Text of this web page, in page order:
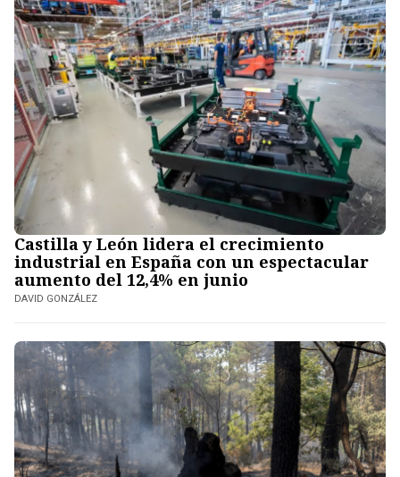
Castilla y León lidera el crecimiento
industrial en España con un espectacular
aumento del 12,4% en junio
DAVID GONZÁLEZ